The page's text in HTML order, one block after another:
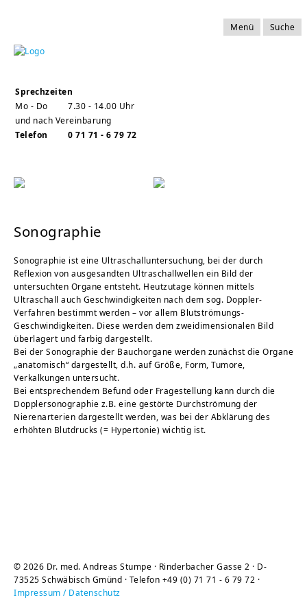
Sprechzeiten
Mo - Do
7.30 - 14.00 Uhr
und nach Vereinbarung
Telefon
0 71 71 - 6 79 72
Menü Suche
Sonographie
Sonographie ist eine Ultraschalluntersuchung, bei der durch
Reflexion von ausgesandten Ultraschallwellen ein Bild der
untersuchten Organe entsteht. Heutzutage können mittels
Ultraschall auch Geschwindigkeiten nach dem sog. Doppler-
Verfahren bestimmt werden – vor allem Blutströmungs-
Geschwindigkeiten. Diese werden dem zweidimensionalen Bild
überlagert und farbig dargestellt.
Bei der Sonographie der Bauchorgane werden zunächst die Organe
„anatomisch“ dargestellt, d.h. auf Größe, Form, Tumore,
Verkalkungen untersucht.
Bei entsprechendem Befund oder Fragestellung kann durch die
Dopplersonographie z.B. eine gestörte Durchströmung der
Nierenarterien dargestellt werden, was bei der Abklärung des
erhöhten Blutdrucks (= Hypertonie) wichtig ist.
© 2026 Dr. med. Andreas Stumpe · Rinderbacher Gasse 2 · D-
73525 Schwäbisch Gmünd · Telefon +49 (0) 71 71 - 6 79 72 ·
Impressum / Datenschutz